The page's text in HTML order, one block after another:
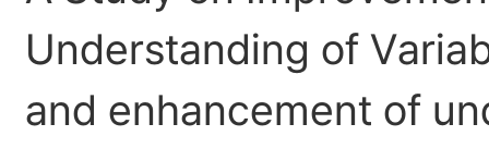
Understanding of
and enhancement of